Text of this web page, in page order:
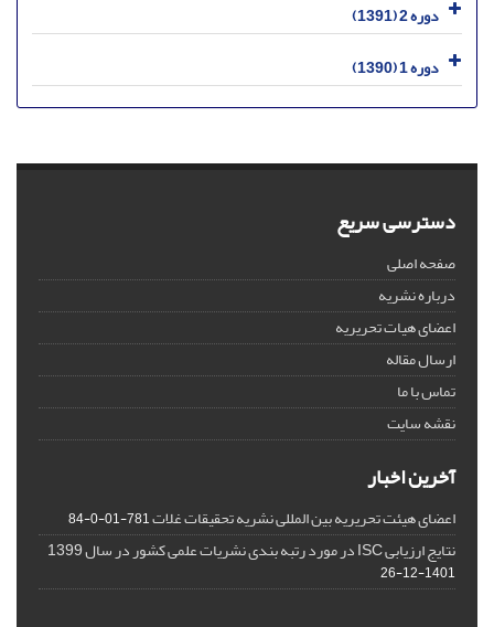
دوره 2 (1391)
دوره 1 (1390)
دسترسی سریع
صفحه اصلی
درباره نشریه
اعضای هیات تحریریه
ارسال مقاله
تماس با ما
نقشه سایت
آخرین اخبار
اعضای هیئت تحریریه بین المللی نشریه تحقیقات غلات781-01-0-84
نتایج ارزیابی ISC در مورد رتبه بندی نشریات علمی کشور در سال 1399
1401-12-26